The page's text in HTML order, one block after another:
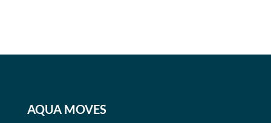
AQUA MOVES